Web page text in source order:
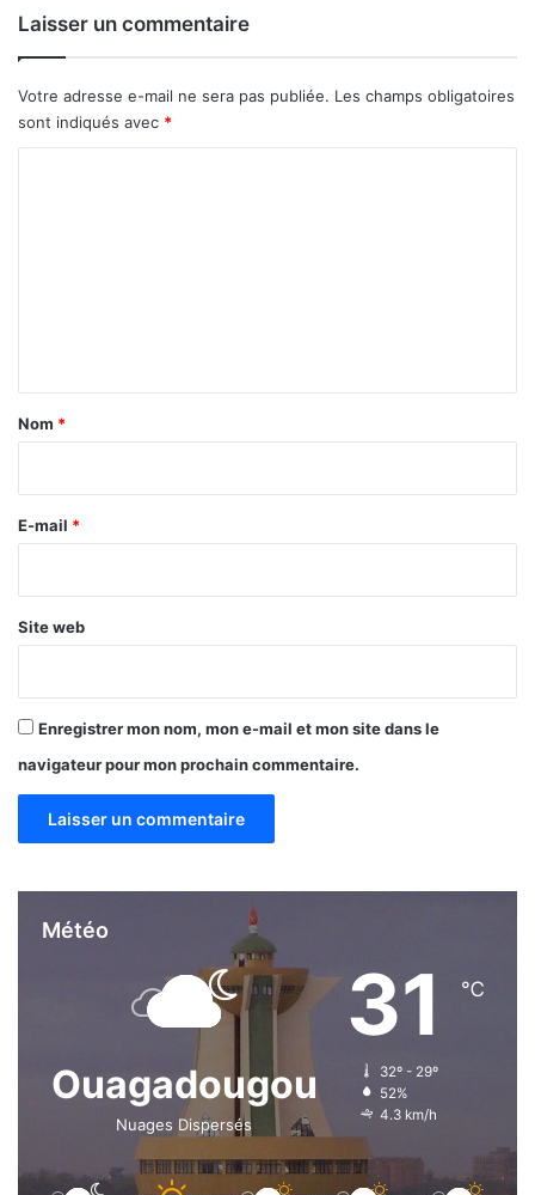
t
p
r
u
Laisser un commentaire
Votre adresse e-mail ne sera pas publiée. Les champs obligatoires
sont indiqués avec *
a
e
Nom *
E-mail *
Site web
Enregistrer mon nom, mon e-mail et mon site dans le
navigateur pour mon prochain commentaire.
Météo
Ouagadougou
Nuages Dispersés
31 ℃
32º - 29º
52%
4.3 km/h